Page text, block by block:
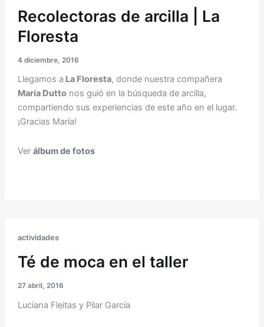
Recolectoras de arcilla | La
Floresta
4 diciembre, 2016
Llegamos a La Floresta, donde nuestra compañera
María Duttonos guió en la búsqueda de arcilla,
compartiendo sus experiencias de este año en el lugar.
¡Gracias María!
Ver álbum de fotos
actividades
Té de moca en el taller
27 abril, 2016
Luciana Fleitas y Pilar García